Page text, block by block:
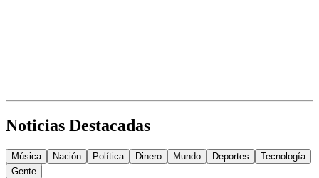
Noticias Destacadas
Música Nación Política Dinero Mundo Deportes
Tecnología
Gente